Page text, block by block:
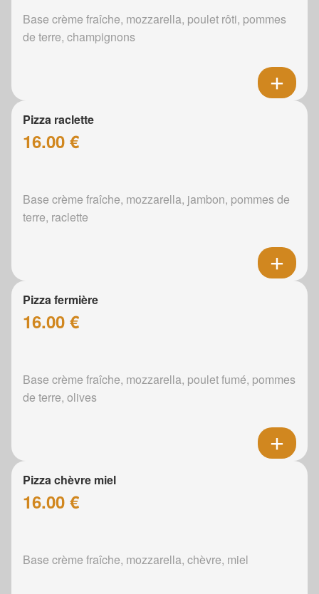
Base crème fraîche, mozzarella, poulet rôti, pommes
de terre, champignons
Pizza raclette
16.00 €
Base crème fraîche, mozzarella, jambon, pommes de
terre, raclette
Pizza fermière
16.00 €
Base crème fraîche, mozzarella, poulet fumé, pommes
de terre, olives
Pizza chèvre miel
16.00 €
Base crème fraîche, mozzarella, chèvre, miel